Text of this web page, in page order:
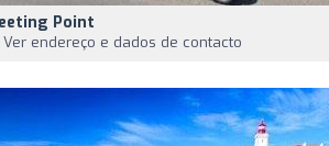
Point
Ver endereço e dados de contacto